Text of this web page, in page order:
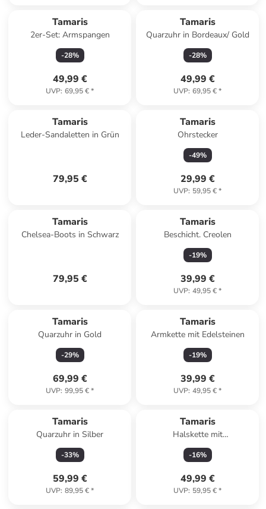
Tamaris
2er-Set: Armspangen
-28%
49,99 €
UVP: 69,95 €*
Tamaris
Quarzuhr in Bordeaux/ Gold
-28%
49,99 €
UVP: 69,95 €*
Tamaris
Leder-Sandaletten in Grün
79,95 €
Tamaris
Ohrstecker
-49%
29,99 €
UVP: 59,95 €*
Tamaris
Chelsea-Boots in Schwarz
79,95 €
Tamaris
Beschicht. Creolen
-19%
39,99 €
UVP: 49,95 €*
Tamaris
Quarzuhr in Gold
-29%
69,99 €
UVP: 99,95 €*
Tamaris
Armkette mit Edelsteinen
-19%
39,99 €
UVP: 49,95 €*
Tamaris
Quarzuhr in Silber
-33%
59,99 €
UVP: 89,95 €*
Tamaris
Halskette mit
Schmuckelement - (L)45 cm
-16%
49,99 €
UVP: 59,95 €*